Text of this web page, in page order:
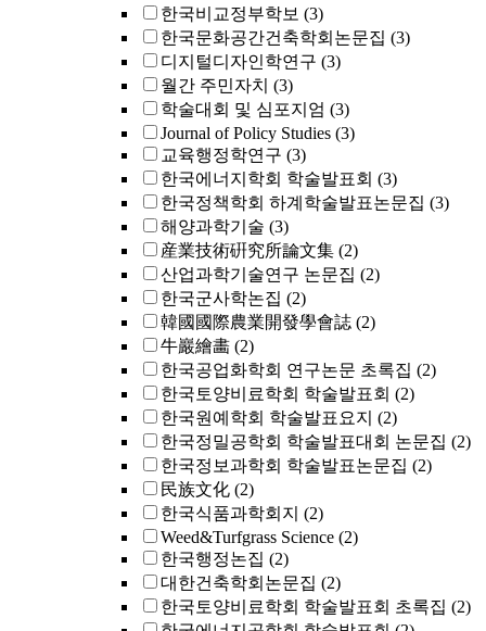
한국비교정부학보 (3)
한국문화공간건축학회논문집 (3)
디지털디자인학연구 (3)
월간 주민자치 (3)
학술대회 및 심포지엄 (3)
Journal of Policy Studies (3)
교육행정학연구 (3)
한국에너지학회 학술발표회 (3)
한국정책학회 하계학술발표논문집 (3)
해양과학기술 (3)
産業技術硏究所論文集 (2)
산업과학기술연구 논문집 (2)
한국군사학논집 (2)
韓國國際農業開發學會誌 (2)
牛巖繪畵 (2)
한국공업화학회 연구논문 초록집 (2)
한국토양비료학회 학술발표회 (2)
한국원예학회 학술발표요지 (2)
한국정밀공학회 학술발표대회 논문집 (2)
한국정보과학회 학술발표논문집 (2)
民族文化 (2)
한국식품과학회지 (2)
Weed&Turfgrass Science (2)
한국행정논집 (2)
대한건축학회논문집 (2)
한국토양비료학회 학술발표회 초록집 (2)